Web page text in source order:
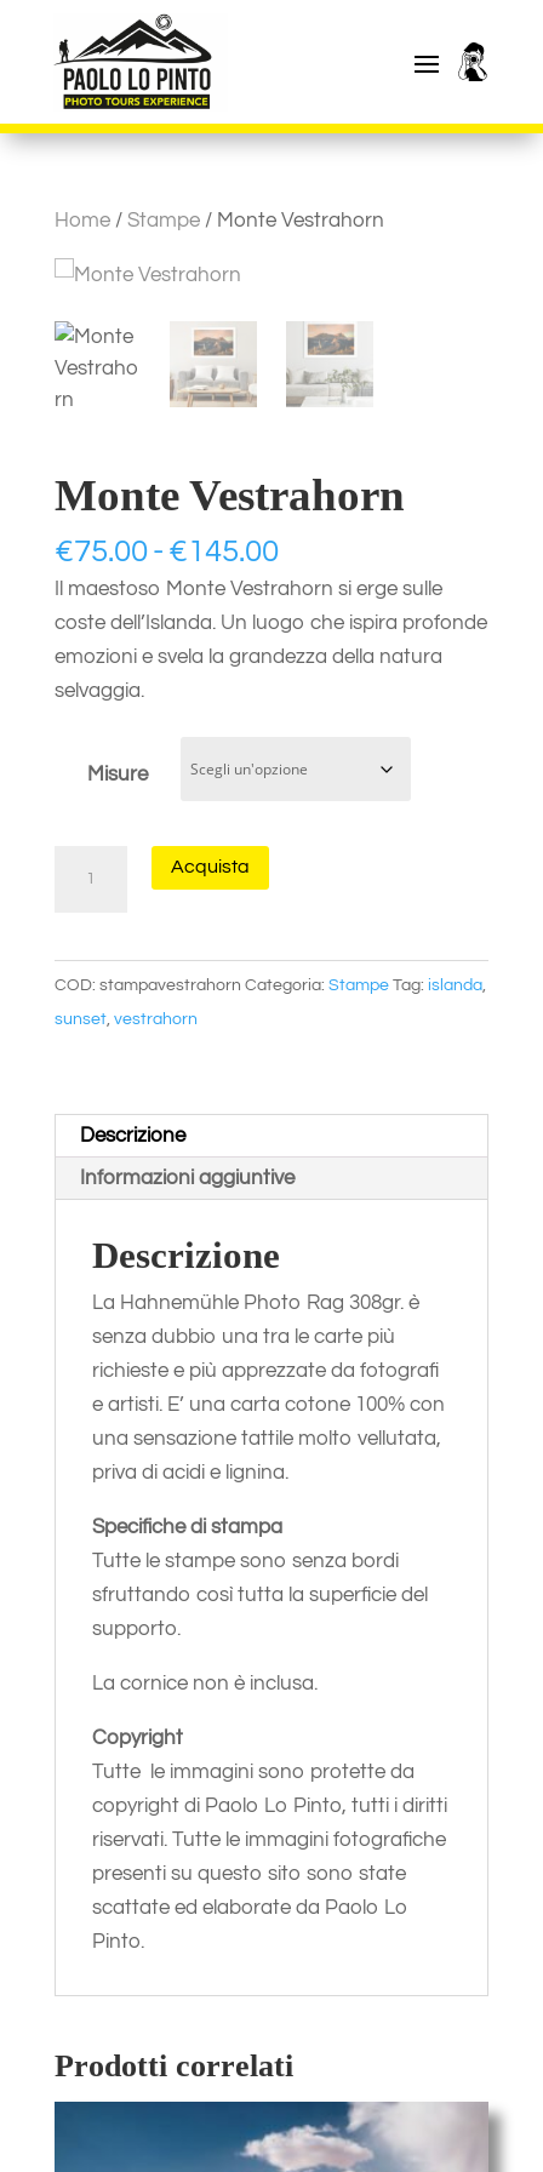
Home/ Stampe/ Monte Vestrahorn
Monte Vestrahorn
€75.00 - €145.00Fascia
di
prezzo:
da
Il maestoso Monte Vestrahorn si erge sulle
coste dell’Islanda. Un luogo che ispira profonde
emozioni e svela la grandezza della natura
selvaggia.
Misure
Vestrahorn
Acquista
COD: stampavestrahorn Categoria: Stampe Tag: islanda,
sunset, vestrahorn
Descrizione
Informazioni aggiuntive
Descrizione
La Hahnemühle Photo Rag 308gr. è
senza dubbio una tra le carte più
richieste e più apprezzate da fotografi
e artisti. E’ una carta cotone 100% con
una sensazione tattile molto vellutata,
priva di acidi e lignina.
Specifiche di stampa
Tutte le stampe sono senza bordi
sfruttando così tutta la superficie del
supporto.
La cornice non è inclusa.
Copyright
Tutte le immagini sono protette da
copyright di Paolo Lo Pinto, tutti i diritti
riservati. Tutte le immagini fotografiche
presenti su questo sito sono state
scattate ed elaborate da Paolo Lo
Pinto.
Prodotti correlati